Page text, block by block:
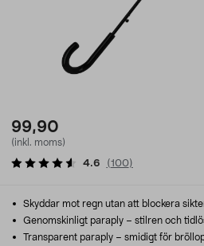
99,90
(inkl. moms)
4.6 (100)
Skyddar mot regn utan att blockera
Genomskinligt paraply – stilren och
Transparent paraply – smidigt för